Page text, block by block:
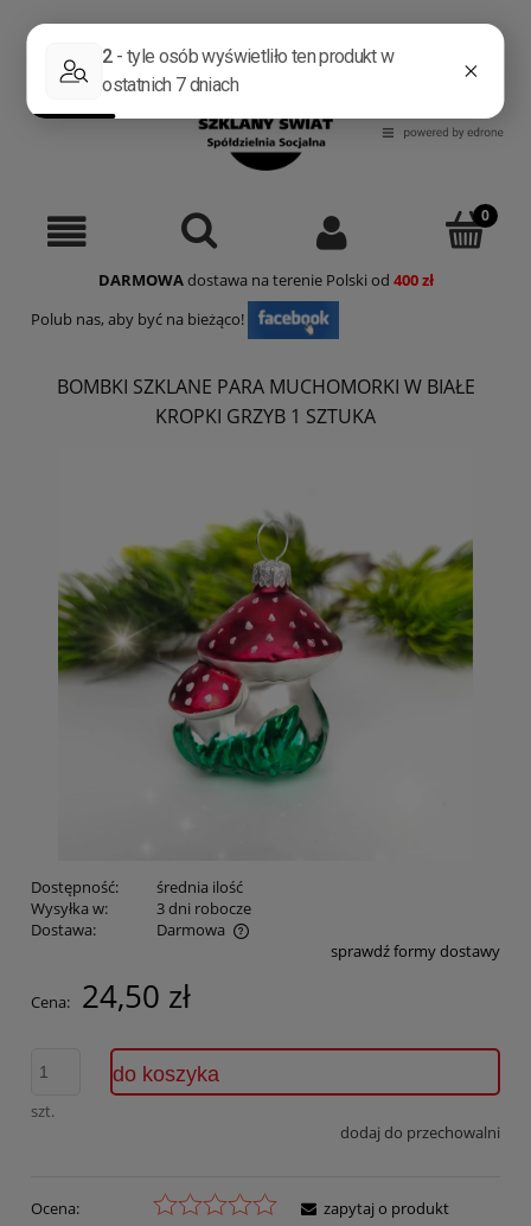
DARMOWAdostawa na terenie Polski od 400 zł
Polub nas, aby być na bieżąco!
BOMBKI SZKLANE PARA MUCHOMORKI W BIAŁE
KROPKI GRZYB 1 SZTUKA
Dostępność:
średnia ilość
Wysyłka w:
3 dni robocze
Dostawa:
Darmowa
Cena nie zawiera ewentualnych kosztów płatnościsprawdź formy dostawy
Cena: 24,50 zł
szt.
do koszyka
dodaj do przechowalni
Ocena:
zapytaj o produkt